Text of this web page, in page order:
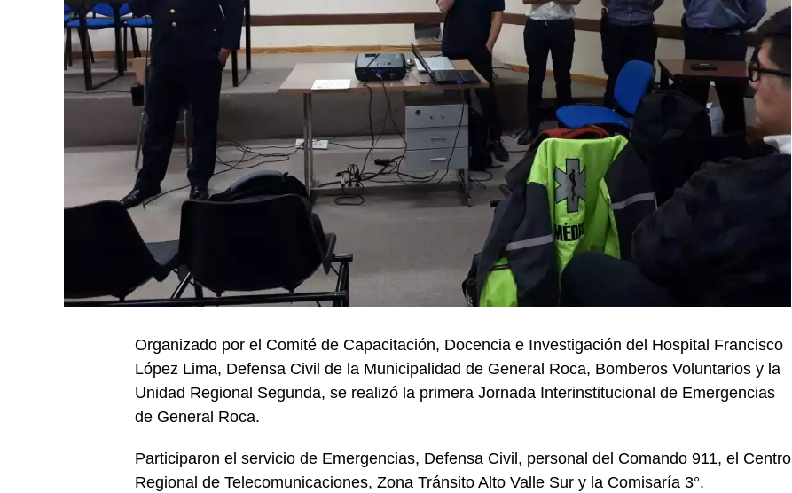
Organizado por el Comité de Capacitación, Docencia e Investigación del Hospital Francisco
López Lima, Defensa Civil de la Municipalidad de General Roca, Bomberos Voluntarios y la
Unidad Regional Segunda, se realizó la primera Jornada Interinstitucional de Emergencias
de General Roca.
Participaron el servicio de Emergencias, Defensa Civil, personal del Comando 911, el Centro
Regional de Telecomunicaciones, Zona Tránsito Alto Valle Sur y la Comisaría 3°.